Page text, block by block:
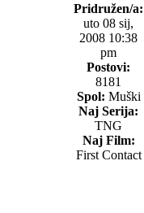
Pridružen/a:
uto 08 sij,
2008 10:38
pm
Postovi:
8181
Spol: Muški
Naj Serija:
TNG
Naj Film:
First Contact